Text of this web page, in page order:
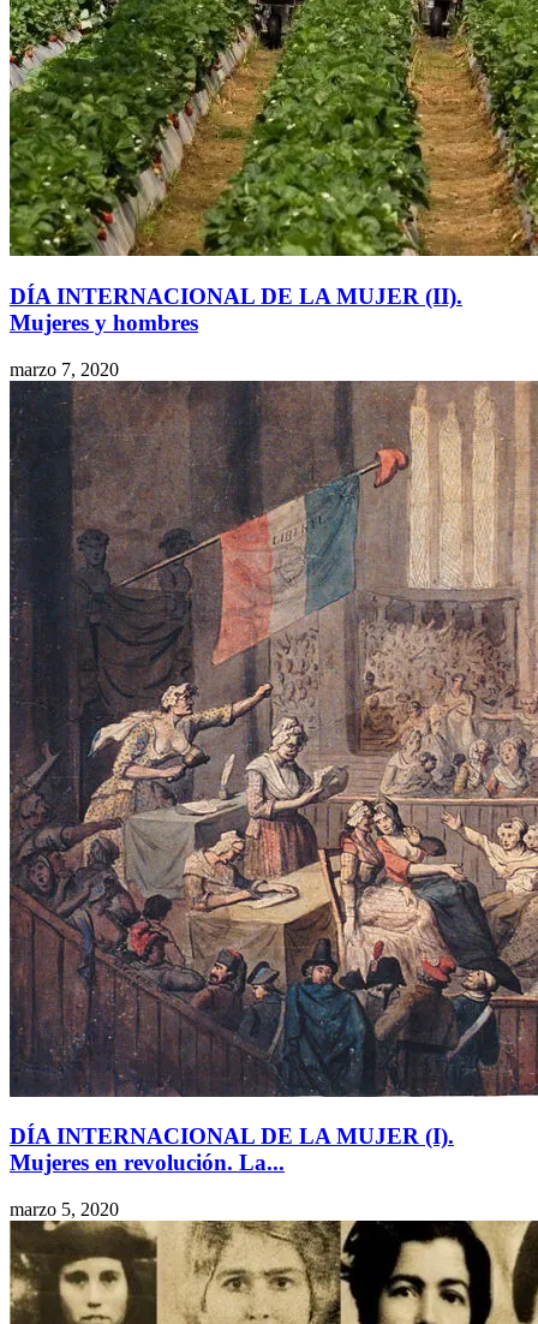
DÍA INTERNACIONAL DE LA MUJER (II).
Mujeres y hombres
marzo 7, 2020
DÍA INTERNACIONAL DE LA MUJER (I).
Mujeres en revolución. La...
marzo 5, 2020